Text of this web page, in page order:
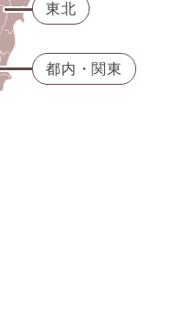
東北
都内・関東